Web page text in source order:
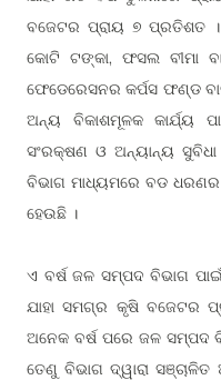
ବଜେଟର ପ୍ରାୟ ୭ ପ୍ରତିଶତ
କୋଟି ଟଙ୍କା, ଫସଲ ବୀମା
ଫେଡେରେସନର କର୍ପସ ଫଣ୍ଡ
ଅନ୍ୟ ବିକାଶମୂଳକ କାର୍ଯ୍ୟ
ସଂରକ୍ଷଣ ଓ ଅନ୍ୟାନ୍ୟ
ବିଭାଗ ମାଧ୍ୟମରେ ବଡ
ହେଉଛି ।
ଏ ବର୍ଷ ଜଳ ସମ୍ପଦ ବିଭାଗ
ଯାହା ସମଗ୍ର କୃଷି ବଜେଟର
ଅନେକ ବର୍ଷ ପରେ ଜଳ ସମ୍ପଦ
ତେଣୁ ବିଭାଗ ଦ୍ୱାରା ସଞ୍ଚାଳିତ